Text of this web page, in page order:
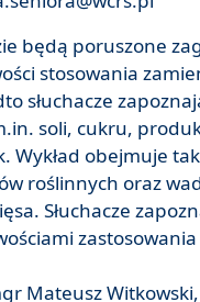
będą poruszone
stosowania
słuchacze
soli, cukru,
Wykład obejmuje
roślinnych oraz
Słuchacze
Mateusz